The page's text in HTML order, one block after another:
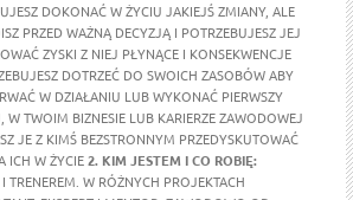
DOKONAĆ W ŻYCIU JAKIEJŚ ZMIANY, ALE
PRZED WAŻNĄ DECYZJĄ I POTRZEBUJESZ JEJ
ZYSKI Z NIEJ PŁYNĄCE I KONSEKWENCJE
DOTRZEĆ DO SWOICH ZASOBÓW ABY
W DZIAŁANIU LUB WYKONAĆ PIERWSZY
TWOIM BIZNESIE LUB KARIERZE ZAWODOWEJ
JE Z KIMŚ BEZSTRONNYM PRZEDYSKUTOWAĆ
ICH W ŻYCIE2. KIM JESTEM I CO ROBIĘ:
W RÓŻNYCH PROJEKTACH